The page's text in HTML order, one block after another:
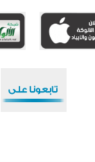
لمسابقة حفظ وتلاوة